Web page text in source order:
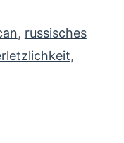
, russisches
,